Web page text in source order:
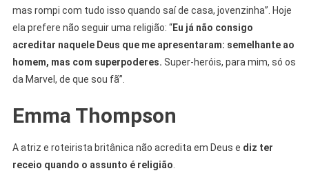
mas rompi com tudo isso quando saí de casa, jovenzinha”. Hoje
ela prefere não seguir uma religião: “Eu já não consigo
acreditar naquele Deus que me apresentaram: semelhante ao
homem, mas com superpoderes. Super-heróis, para mim, só os
da Marvel, de que sou fã”.
Emma Thompson
A atriz e roteirista britânica não acredita em Deus e diz ter
receio quando o assunto é religião.